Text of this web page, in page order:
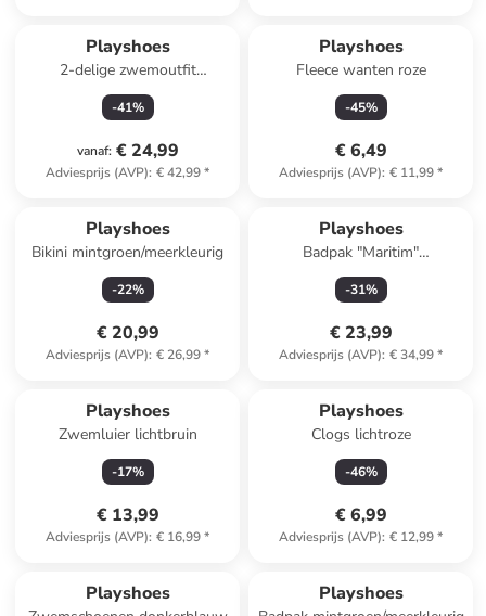
Playshoes
2-delige zwemoutfit
"Surfbrett Palmen" mintgroen
-41%
vanaf: € 24,99
Adviesprijs (AVP): € 42,99*
Playshoes
Fleece wanten roze
-45%
€ 6,49
Adviesprijs (AVP): € 11,99*
Playshoes
Bikini mintgroen/meerkleurig
-22%
€ 20,99
Adviesprijs (AVP): € 26,99*
Playshoes
Badpak "Maritim"
wit/donkerblauw
-31%
€ 23,99
Adviesprijs (AVP): € 34,99*
Playshoes
Zwemluier lichtbruin
-17%
€ 13,99
Adviesprijs (AVP): € 16,99*
Playshoes
Clogs lichtroze
-46%
€ 6,99
Adviesprijs (AVP): € 12,99*
Playshoes Playshoes